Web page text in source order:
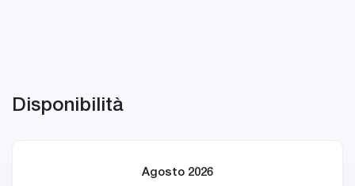
Disponibilità
Agosto 2026